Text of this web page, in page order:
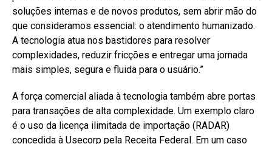
soluções internas e de novos produtos, sem abrir mão do
que consideramos essencial: o atendimento humanizado.
A tecnologia atua nos bastidores para resolver
complexidades, reduzir fricções e entregar uma jornada
mais simples, segura e fluida para o usuário.”
A força comercial aliada à tecnologia também abre portas
para transações de alta complexidade. Um exemplo claro
é o uso da licença ilimitada de importação (RADAR)
concedida à Usecorp pela Receita Federal. Em um caso